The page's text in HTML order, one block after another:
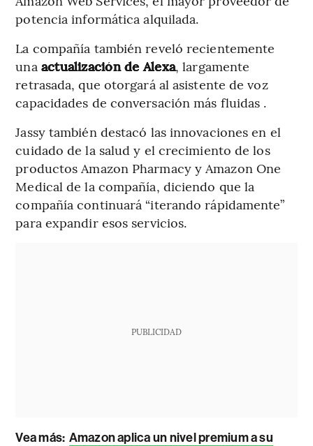
potencia informática alquilada.
La compañía también reveló recientemente
una actualización de Alexa, largamente
retrasada, que otorgará al asistente de voz
capacidades de conversación más fluidas .
Jassy también destacó las innovaciones en el
cuidado de la salud y el crecimiento de los
productos Amazon Pharmacy y Amazon One
Medical de la compañía, diciendo que la
compañía continuará “iterando rápidamente”
para expandir esos servicios.
PUBLICIDAD
Vea más: Amazon aplica un nivel premium a su